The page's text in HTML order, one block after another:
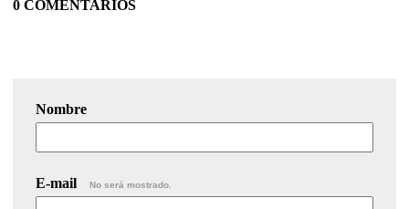
0 COMENTARIOS
Nombre
E-mail No será mostrado.